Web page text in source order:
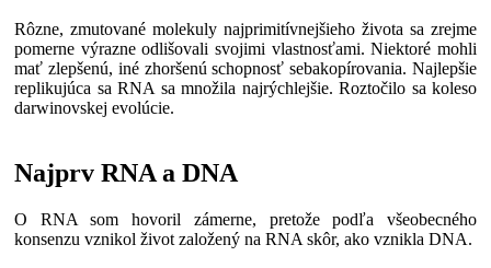
Rôzne, zmutované molekuly najprimitívnejšieho života sa zrejme
pomerne výrazne odlišovali svojimi vlastnosťami. Niektoré mohli
mať zlepšenú, iné zhoršenú schopnosť sebakopírovania. Najlepšie
replikujúca sa RNA sa množila najrýchlejšie. Roztočilo sa koleso
darwinovskej evolúcie.
Najprv RNA a DNA
O RNA som hovoril zámerne, pretože podľa všeobecného
konsenzu vznikol život založený na RNA skôr, ako vznikla DNA.